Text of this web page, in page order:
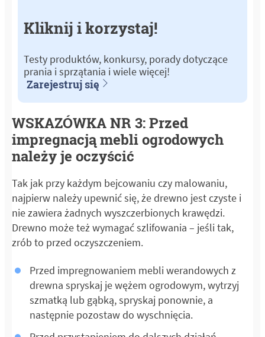
Kliknij i korzystaj!
Testy produktów, konkursy, porady dotyczące
prania i sprzątania i wiele więcej!
Zarejestruj się
WSKAZÓWKA NR 3: Przed
impregnacją mebli ogrodowych
należy je oczyścić
Tak jak przy każdym bejcowaniu czy malowaniu,
najpierw należy upewnić się, że drewno jest czyste i
nie zawiera żadnych wyszczerbionych krawędzi.
Drewno może też wymagać szlifowania – jeśli tak,
zrób to przed oczyszczeniem.
Przed impregnowaniem mebli werandowych z
drewna spryskaj je wężem ogrodowym, wytrzyj
szmatką lub gąbką, spryskaj ponownie, a
następnie pozostaw do wyschnięcia.